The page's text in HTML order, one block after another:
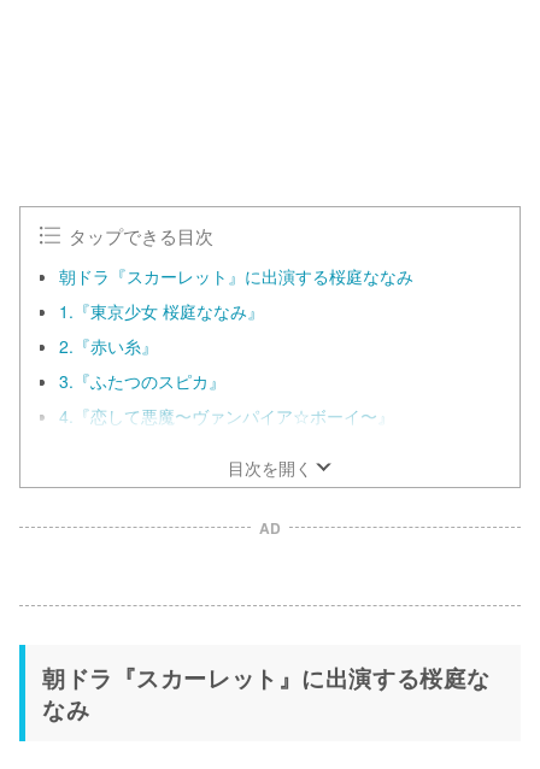
タップできる目次
朝ドラ『スカーレット』に出演する桜庭ななみ
1.『東京少女 桜庭ななみ』
2.『赤い糸』
3.『ふたつのスピカ』
4.『恋して悪魔〜ヴァンパイア☆ボーイ〜』
目次を開く
AD
朝ドラ『スカーレット』に出演する桜庭な
なみ